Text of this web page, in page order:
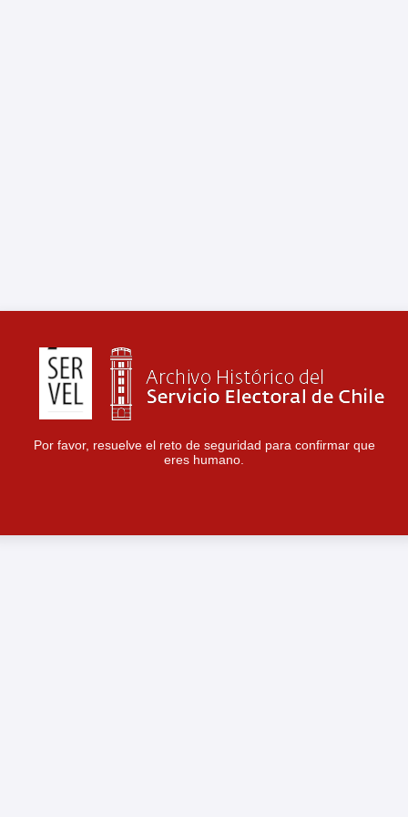
Por favor, resuelve el reto de seguridad para confirmar que
eres humano.